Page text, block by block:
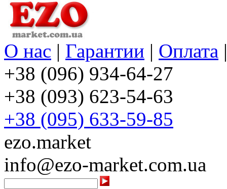
О нас | Гарантии | Оплата
+38 (096) 934-64-27
+38 (093) 623-54-63
+38 (095) 633-59-85
ezo.market
info@ezo-market.com.ua